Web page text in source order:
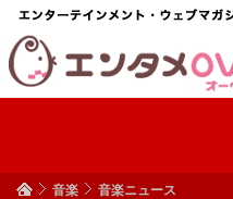
音楽 音楽ニュース